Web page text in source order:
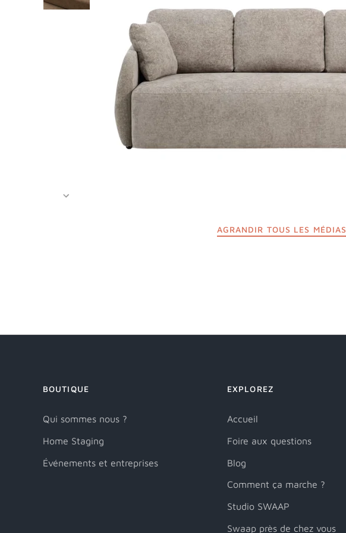
AGRANDIR TOUS LES MÉDIAS
BOUTIQUE
Qui sommes nous ?
Home Staging
Événements et entreprises
EXPLOREZ
Accueil
Foire aux questions
Blog
Comment ça marche ?
Studio SWAAP
Swaap près de chez vous